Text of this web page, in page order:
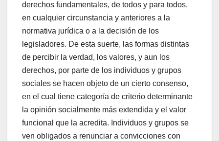
derechos fundamentales, de todos y para todos,
en cualquier circunstancia y anteriores a la
normativa jurídica o a la decisión de los
legisladores. De esta suerte, las formas distintas
de percibir la verdad, los valores, y aun los
derechos, por parte de los individuos y grupos
sociales se hacen objeto de un cierto consenso,
en el cual tiene categoría de criterio determinante
la opinión socialmente más extendida y el valor
funcional que la acredita. Individuos y grupos se
ven obligados a renunciar a convicciones con